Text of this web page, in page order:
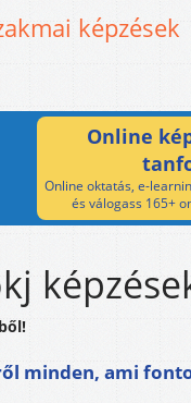
képzések
Online
Online oktatás, e-
és válogass 165+
minden, ami